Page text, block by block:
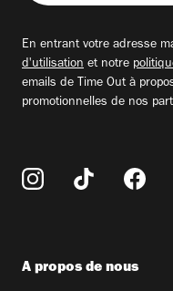
adresse
En entrant votre adresse
d'utilisation et notre
emails de Time Out à
promotionnelles de nos
A propos de nous